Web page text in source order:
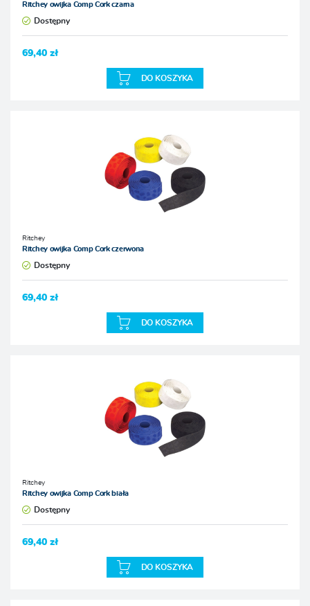
Ritchey owijka Comp Cork czarna
Dostępny
69,40 zł
DO KOSZYKA
Ritchey
Ritchey owijka Comp Cork czerwona
Dostępny
69,40 zł
DO KOSZYKA
Ritchey
Ritchey owijka Comp Cork biała
Dostępny
69,40 zł
DO KOSZYKA